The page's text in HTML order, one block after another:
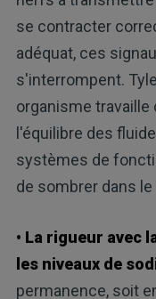
se contracter
adéquat, ces
s'interrompent.
organisme
l'équilibre des
systèmes de
de sombrer dans
• La rigueur avec
les niveaux de
permanence, soit